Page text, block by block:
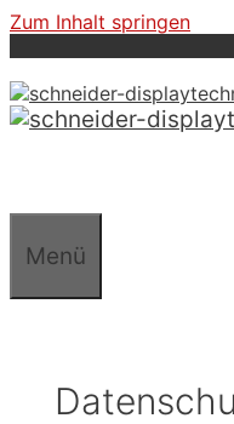
Zum Inhalt springen
Menü